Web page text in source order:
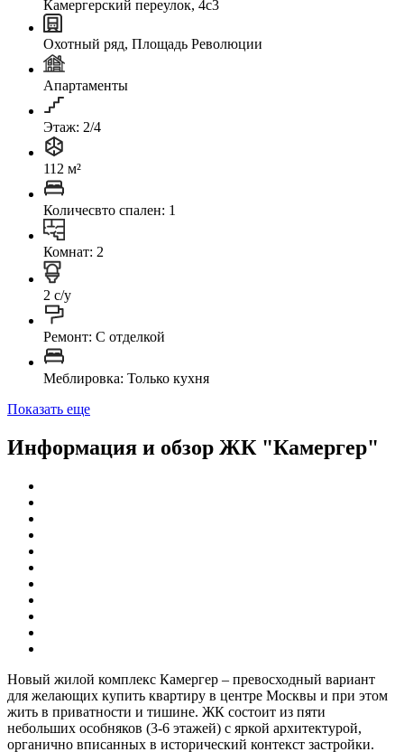
Камергерский переулок, 4с3
Охотный ряд, Площадь Революции
Апартаменты
Этаж: 2/4
112 м²
Количесвто спален: 1
Комнат: 2
2 с/у
Ремонт: C отделкой
Меблировка: Только кухня
Показать еще
Информация и обзор ЖК "Камергер"
Новый жилой комплекс Камергер – превосходный вариант
для желающих купить квартиру в центре Москвы и при этом
жить в приватности и тишине. ЖК состоит из пяти
небольших особняков (3-6 этажей) с яркой архитектурой,
органично вписанных в исторический контекст застройки.